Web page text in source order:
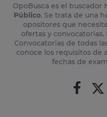
OpoBusca es el buscador
Público. Se trata de una
opositores que
ofertas y
Convocatorias de todas
conoce los requisitos de
fechas de